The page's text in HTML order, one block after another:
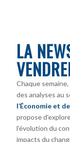
LA
Chaque
des analyses au
l’Économie et
propose
l’évolution du
impacts du